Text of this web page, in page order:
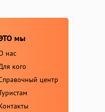
мы
нас
кого
центр